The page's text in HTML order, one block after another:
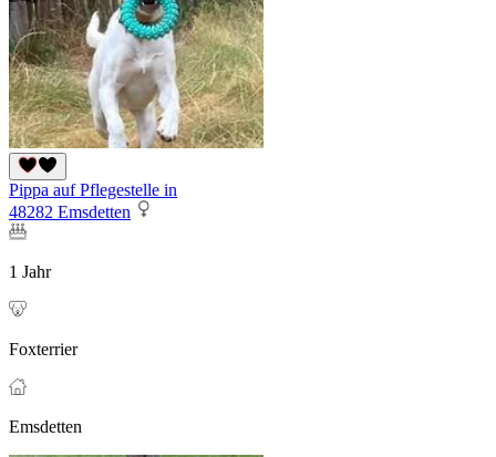
Pippa auf Pflegestelle in
48282 Emsdetten
1 Jahr
Foxterrier
Emsdetten